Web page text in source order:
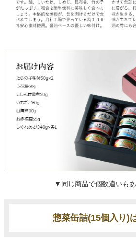
▼同じ商品で個数違いもあ
惣菜缶詰(15個入り)